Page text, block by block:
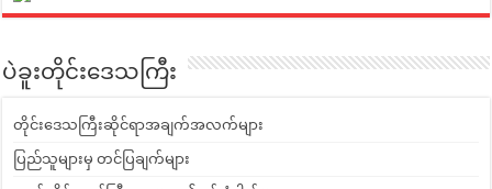
ပဲခူးတိုင်းဒေသကြီး
တိုင်းဒေသကြီးဆိုင်ရာအချက်အလက်များ
ပြည်သူများမှ တင်ပြချက်များ